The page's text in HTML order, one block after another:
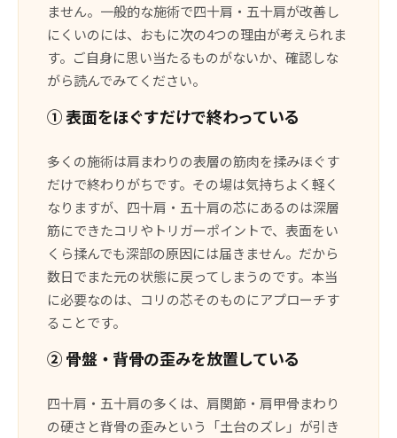
ません。一般的な施術で四十肩・五十肩が改善し
にくいのには、おもに次の4つの理由が考えられま
す。ご自身に思い当たるものがないか、確認しな
がら読んでみてください。
① 表面をほぐすだけで終わっている
多くの施術は肩まわりの表層の筋肉を揉みほぐす
だけで終わりがちです。その場は気持ちよく軽く
なりますが、四十肩・五十肩の芯にあるのは深層
筋にできたコリやトリガーポイントで、表面をい
くら揉んでも深部の原因には届きません。だから
数日でまた元の状態に戻ってしまうのです。本当
に必要なのは、コリの芯そのものにアプローチす
ることです。
② 骨盤・背骨の歪みを放置している
四十肩・五十肩の多くは、肩関節・肩甲骨まわり
の硬さと背骨の歪みという「土台のズレ」が引き